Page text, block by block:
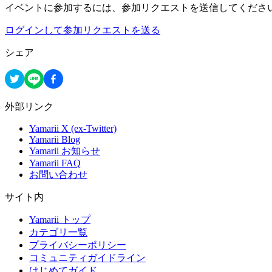
イベントに参加するには、参加リクエストを送信してくださ
ログインして参加リクエストを送る
シェア
外部リンク
Yamarii X (ex-Twitter)
Yamarii Blog
Yamarii お知らせ
Yamarii FAQ
お問い合わせ
サイト内
Yamarii トップ
カテゴリ一覧
プライバシーポリシー
コミュニティガイドライン